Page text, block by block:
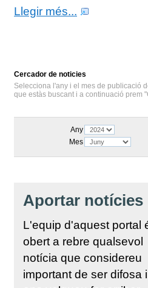
Llegir més...
Cercador de noticies
Selecciona l'any i el mes de publicació
que estàs buscant i a continuació prem
Any
Mes
Aportar notícies
L'equip d'aquest portal
obert a rebre qualsevol
notícia que considereu
important de ser difosa